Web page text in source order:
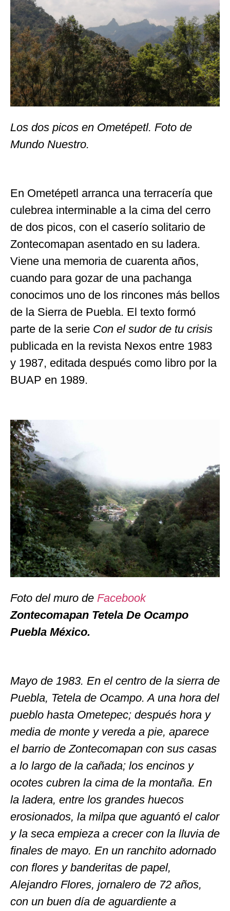
Los dos picos en Ometépetl. Foto de
Mundo Nuestro.
En Ometépetl arranca una terracería que
culebrea interminable a la cima del cerro
de dos picos, con el caserío solitario de
Zontecomapan asentado en su ladera.
Viene una memoria de cuarenta años,
cuando para gozar de una pachanga
conocimos uno de los rincones más bellos
de la Sierra de Puebla. El texto formó
parte de la serie Con el sudor de tu crisis
publicada en la revista Nexos entre 1983
y 1987, editada después como libro por la
BUAP en 1989.
Foto del muro de Facebook
Zontecomapan Tetela De Ocampo
Puebla México.
Mayo de 1983. En el centro de la sierra de
Puebla, Tetela de Ocampo. A una hora del
pueblo hasta Ometepec; después hora y
media de monte y vereda a pie, aparece
el barrio de Zontecomapan con sus casas
a lo largo de la cañada; los encinos y
ocotes cubren la cima de la montaña. En
la ladera, entre los grandes huecos
erosionados, la milpa que aguantó el calor
y la seca empieza a crecer con la lluvia de
finales de mayo. En un ranchito adornado
con flores y banderitas de papel,
Alejandro Flores, jornalero de 72 años,
con un buen día de aguardiente a